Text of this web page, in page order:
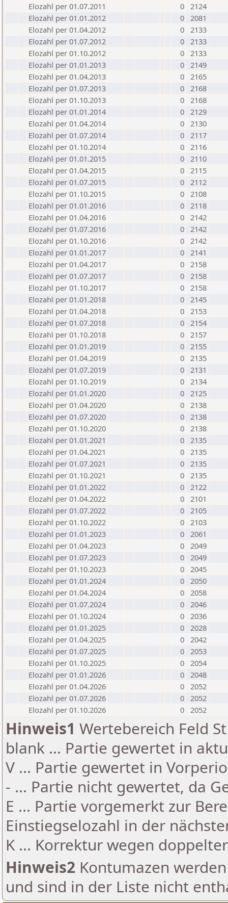
Elozahl per 01.07.2011
0 2124
Elozahl per 01.01.2012
0 2081
Elozahl per 01.04.2012
0 2133
Elozahl per 01.07.2012
0 2133
Elozahl per 01.10.2012
0 2133
Elozahl per 01.01.2013
0 2149
Elozahl per 01.04.2013
0 2165
Elozahl per 01.07.2013
0 2168
Elozahl per 01.10.2013
0 2168
Elozahl per 01.01.2014
0 2129
Elozahl per 01.04.2014
0 2130
Elozahl per 01.07.2014
0 2117
Elozahl per 01.10.2014
0 2116
Elozahl per 01.01.2015
0 2110
Elozahl per 01.04.2015
0 2115
Elozahl per 01.07.2015
0 2112
Elozahl per 01.10.2015
0 2108
Elozahl per 01.01.2016
0 2118
Elozahl per 01.04.2016
0 2142
Elozahl per 01.07.2016
0 2142
Elozahl per 01.10.2016
0 2142
Elozahl per 01.01.2017
0 2141
Elozahl per 01.04.2017
0 2158
Elozahl per 01.07.2017
0 2158
Elozahl per 01.10.2017
0 2158
Elozahl per 01.01.2018
0 2145
Elozahl per 01.04.2018
0 2153
Elozahl per 01.07.2018
0 2154
Elozahl per 01.10.2018
0 2157
Elozahl per 01.01.2019
0 2155
Elozahl per 01.04.2019
0 2135
Elozahl per 01.07.2019
0 2131
Elozahl per 01.10.2019
0 2134
Elozahl per 01.01.2020
0 2125
Elozahl per 01.04.2020
0 2138
Elozahl per 01.07.2020
0 2138
Elozahl per 01.10.2020
0 2138
Elozahl per 01.01.2021
0 2135
Elozahl per 01.04.2021
0 2135
Elozahl per 01.07.2021
0 2135
Elozahl per 01.10.2021
0 2135
Elozahl per 01.01.2022
0 2122
Elozahl per 01.04.2022
0 2101
Elozahl per 01.07.2022
0 2105
Elozahl per 01.10.2022
0 2103
Elozahl per 01.01.2023
0 2061
Elozahl per 01.04.2023
0 2049
Elozahl per 01.07.2023
0 2049
Elozahl per 01.10.2023
0 2045
Elozahl per 01.01.2024
0 2050
Elozahl per 01.04.2024
0 2058
Elozahl per 01.07.2024
0 2046
Elozahl per 01.10.2024
0 2036
Elozahl per 01.01.2025
0 2028
Elozahl per 01.04.2025
0 2042
Elozahl per 01.07.2025
0 2053
Elozahl per 01.10.2025
0 2054
Elozahl per 01.01.2026
0 2048
Elozahl per 01.04.2026
0 2052
Elozahl per 01.07.2026
0 2052
Elozahl per 01.10.2026
0 2052
Hinweis1 Wertebereich Feld
blank ... Partie gewertet in
V ... Partie gewertet in
- ... Partie nicht gewertet, da
E ... Partie vorgemerkt zur
Einstiegselozahl in der
K ... Korrektur wegen
Hinweis2 Kontumazen
und sind in der Liste nicht